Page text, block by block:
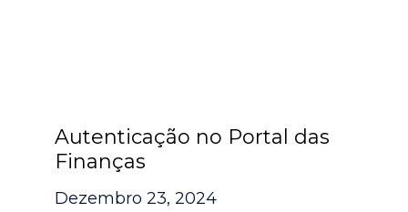
Autenticação no Portal das
Finanças
Dezembro 23, 2024